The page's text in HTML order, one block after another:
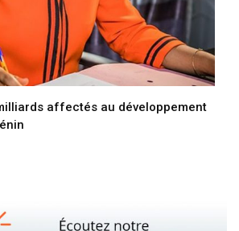
affectés au développement